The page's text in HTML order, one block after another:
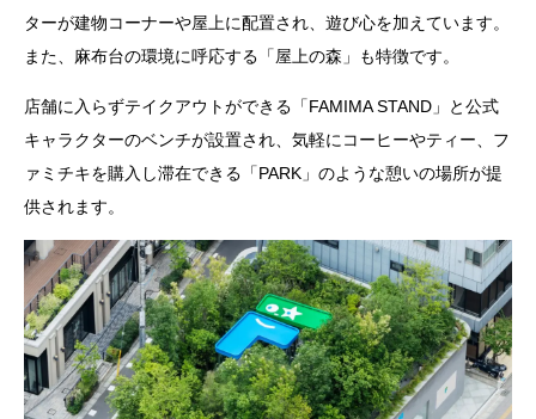
ターが建物コーナーや屋上に配置され、遊び心を加えています。
また、麻布台の環境に呼応する「屋上の森」も特徴です。
店舗に入らずテイクアウトができる「FAMIMA STAND」と公式
キャラクターのベンチが設置され、気軽にコーヒーやティー、フ
ァミチキを購入し滞在できる「PARK」のような憩いの場所が提
供されます。